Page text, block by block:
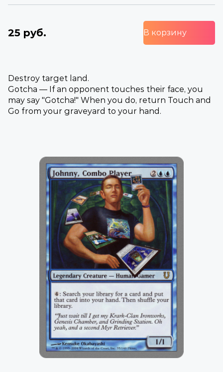
25 руб. В корзину
Destroy target land.
Gotcha — If an opponent touches their face, you
may say "Gotcha!" When you do, return Touch and
Go from your graveyard to your hand.